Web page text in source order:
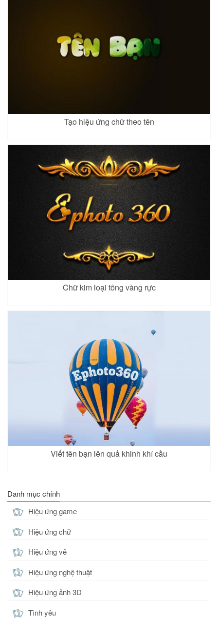
Tạo hiệu ứng chữ theo tên
Chữ kim loại tông vàng rực
Viết tên bạn lên quả khinh khí cầu
Danh mục chính
Hiệu ứng game
Hiệu ứng chữ
Hiệu ứng vẽ
Hiệu ứng nghệ thuật
Hiệu ứng ảnh 3D
Tình yêu